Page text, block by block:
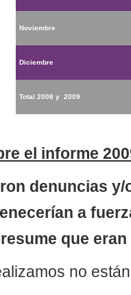
Noviembre
Diciembre
Total 2008 y 2009
el informe
denuncias
a
que
no